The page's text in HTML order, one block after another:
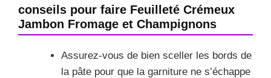
conseils pour faire Feuilleté Crémeux
Jambon Fromage et Champignons
Assurez-vous de bien sceller les bords de
la pâte pour que la garniture ne s’échappe